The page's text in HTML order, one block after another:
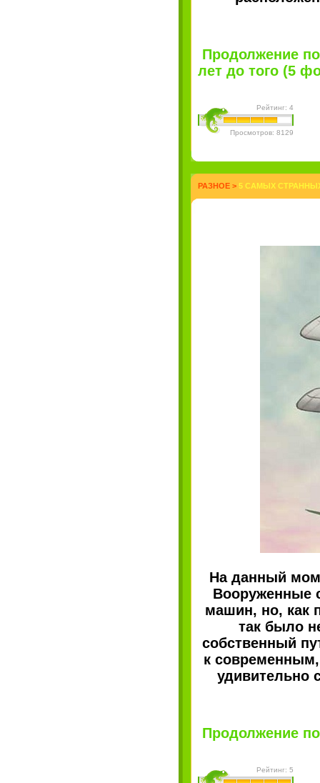
Продолжение
лет до того (5
Рейтинг: 4
Просмотров: 8129
РАЗНОЕ > 5 САМЫХ
На данный
Вооруженные
машин, но, как
так было
собственный
к
удивительно
Продолжение
Рейтинг: 5